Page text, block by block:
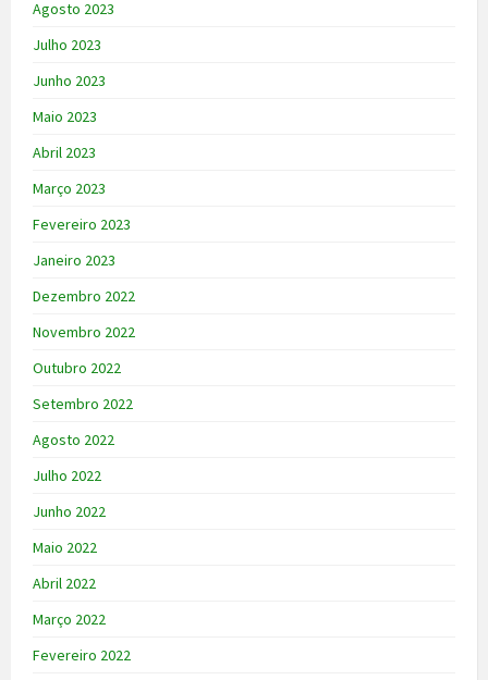
Agosto 2023
Julho 2023
Junho 2023
Maio 2023
Abril 2023
Março 2023
Fevereiro 2023
Janeiro 2023
Dezembro 2022
Novembro 2022
Outubro 2022
Setembro 2022
Agosto 2022
Julho 2022
Junho 2022
Maio 2022
Abril 2022
Março 2022
Fevereiro 2022